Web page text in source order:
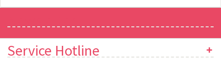
Service Hotline